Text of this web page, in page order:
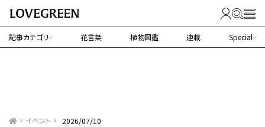
記事カテゴリ 花言葉 植物図鑑 連載 Special
イベント 2026/07/10